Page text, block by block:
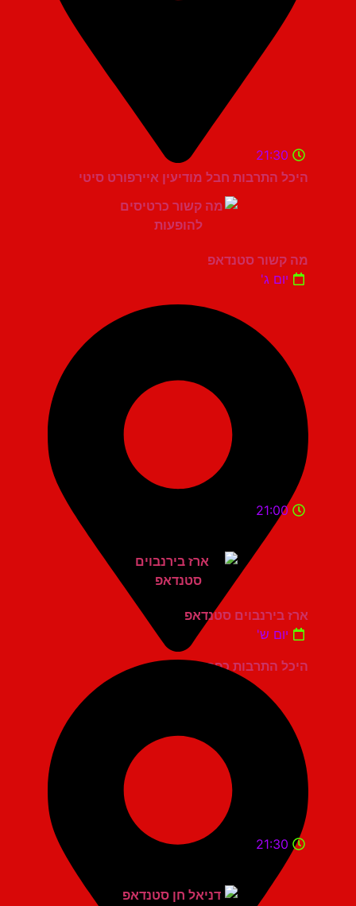
היכל התרבות חבל מודיעין איירפורט סיטי
21:30
מה קשור סטנדאפ
יום ג'
היכל התרבות כפר סבא
21:00
ארז בירנבוים סטנדאפ
יום ש'
21:30